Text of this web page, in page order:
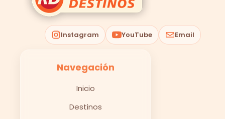
Instagram YouTube Email
Navegación
Inicio
Destinos